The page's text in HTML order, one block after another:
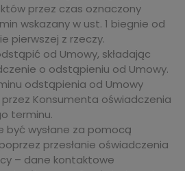
przez czas oznaczony
wskazany w ust. 1 biegnie od
pierwszej z rzeczy.
od Umowy, składając
o odstąpieniu od Umowy.
odstąpienia od Umowy
Konsumenta oświadczenia
terminu.
być wysłane za pomocą
przesłanie oświadczenia
– dane kontaktowe